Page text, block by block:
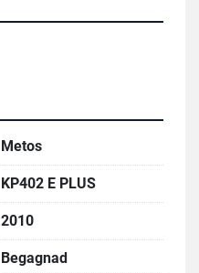
Metos
KP402 E PLUS
2010
Begagnad